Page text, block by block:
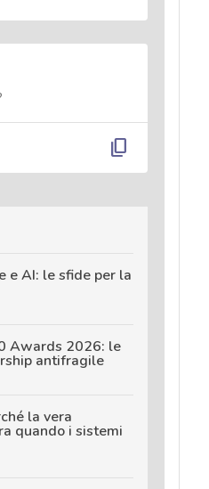
content_copy
e AI: le sfide per la
Awards 2026: le
antifragile
la vera
quando i sistemi